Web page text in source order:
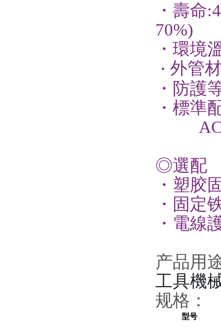
・壽命
70%)
・環境
・ 外管
・防護
・標準
AC
◎選配
・ 塑胶
・ 固定
・電線
产品用
工具機
规格：
型号